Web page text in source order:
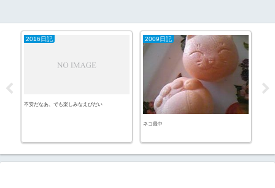
2016日記
不安だなあ、でも楽しみなえびだい
2009日記
ネコ最中